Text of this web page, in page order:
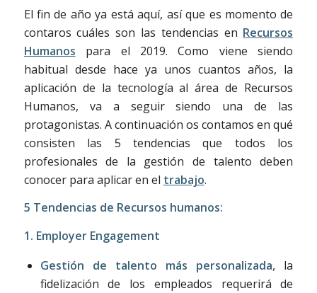
El fin de año ya está aquí, así que es momento de
contaros cuáles son las tendencias en Recursos
Humanos para el 2019. Como viene siendo
habitual desde hace ya unos cuantos años, la
aplicación de la tecnología al área de Recursos
Humanos, va a seguir siendo una de las
protagonistas. A continuación os contamos en qué
consisten las 5 tendencias que todos los
profesionales de la gestión de talento deben
conocer para aplicar en el trabajo.
5 Tendencias de Recursos humanos:
1. Employer Engagement
Gestión de talento más personalizada, la
fidelización de los empleados requerirá de